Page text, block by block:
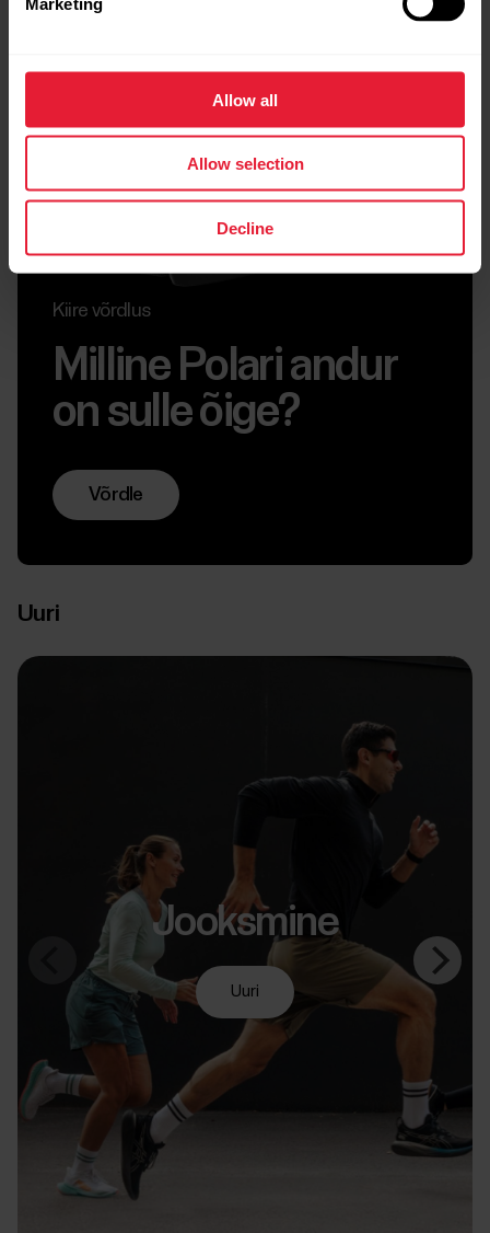
Allow all
Allow selection
Decline
Kiire võrdlus
Milline Polari andur
on sulle õige?
Võrdle
Uuri
Jooksmine
Uuri